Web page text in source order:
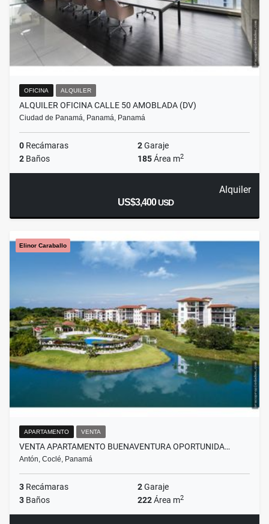
OFICINA ALQUILER
ALQUILER OFICINA CALLE 50 AMOBLADA (DV)
Ciudad de Panamá, Panamá, Panamá
0 Recámaras 2Garaje
2 Baños 185Área m2
Alquiler
US$3,400USD
Elinor Caraballo
APARTAMENTO VENTA
VENTA APARTAMENTO BUENAVENTURA OPORTUNIDA…
Antón, Coclé, Panamá
3 Recámaras 2Garaje
3 Baños 222Área m2